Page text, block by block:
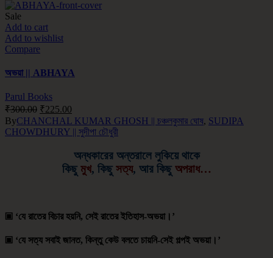
Sale
Add to cart
Add to wishlist
Compare
অভয়া || ABHAYA
Parul Books
₹300.00 ₹225.00
ByCHANCHAL KUMAR GHOSH || চঞ্চলকুমার ঘোষ, SUDIPA
CHOWDHURY || সুদীপা চৌধুরী
অন্ধকারের অন্তরালে লুকিয়ে থাকে
কিছু মুখ, কিছু সত্য, আর কিছু অপরাধ…
▣ ‘যে রাতের বিচার হয়নি, সেই রাতের ইতিহাস-অভয়া।’
▣ ‘যে সত্য সবাই জানত, কিন্তু কেউ বলতে চায়নি-সেই গল্পই অভয়া।’